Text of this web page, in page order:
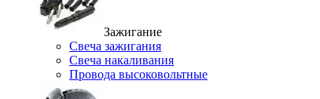
Зажигание
Свеча зажигания
Свеча накаливания
Провода высоковольтные